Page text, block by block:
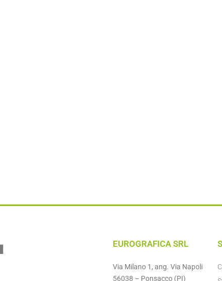
EUROGRAFICA SRL
Via Milano 1, ang. Via Napoli
56038 – Ponsacco (PI)